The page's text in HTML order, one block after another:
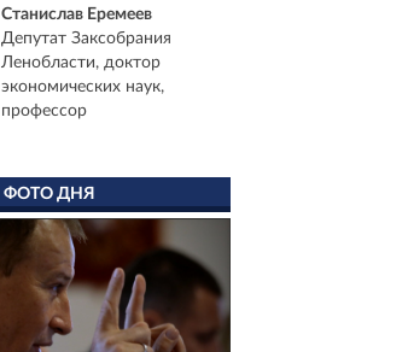
Станислав Еремеев
Депутат Заксобрания
Ленобласти, доктор
экономических наук,
профессор
ФОТО ДНЯ